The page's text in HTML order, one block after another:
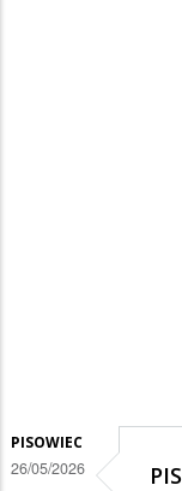
PISOWIEC
26/05/2026 PIS